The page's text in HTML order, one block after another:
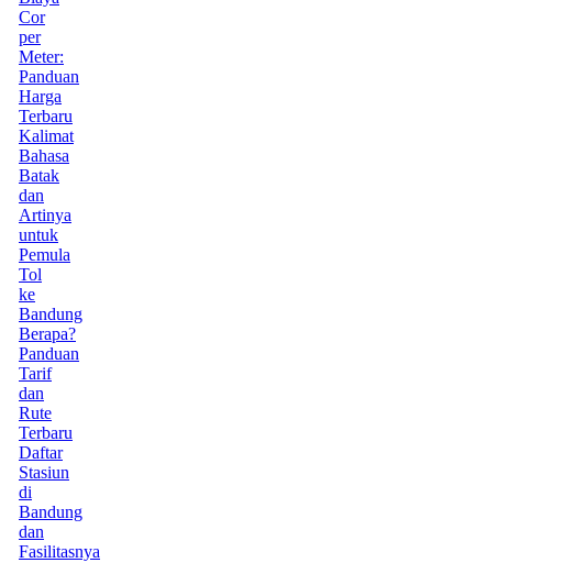
Cor
per
Meter:
Panduan
Harga
Terbaru
Kalimat
Bahasa
Batak
dan
Artinya
untuk
Pemula
Tol
ke
Bandung
Berapa?
Panduan
Tarif
dan
Rute
Terbaru
Daftar
Stasiun
di
Bandung
dan
Fasilitasnya